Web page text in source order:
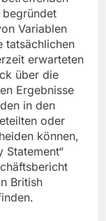
Variablen
tatsächlichen
erwarteten
über die
Ergebnisse
in den
oder
können,
Statement“
British